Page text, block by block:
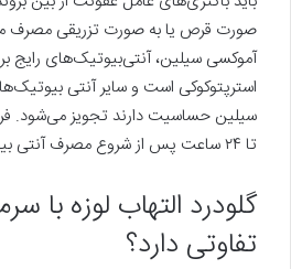
صورت قرص یا به صورت تزریقی مصرف
آموکسی سیلین، آنتی‌بیوتیک‌های رایج
استرپتوکوکی است و سایر آنتی
سیلین حساسیت دارند تجویز می‌شود. فرد
تا ۲۴ ساعت پس از شروع مصرف آنتی بیوتیک در خانه بماند.
گلودرد التهاب لوزه با
تفاوتی دارد؟